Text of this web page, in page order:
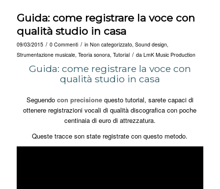
Guida: come registrare la voce con
qualità studio in casa
09/03/2015 / 0 Commenti / in Non categorizzato, Sound design,
Strumentazione musicale, Teoria sonora Tutorial / da LmK Music Production
Guida: come registrare la voce con
qualità studio in casa
Seguendo con precisione questo tutorial, sarete capaci di
ottenere registrazioni vocali di qualità discografica con poche
centinaia di euro di attrezzatura.
Queste tracce son state registrate con questo metodo.